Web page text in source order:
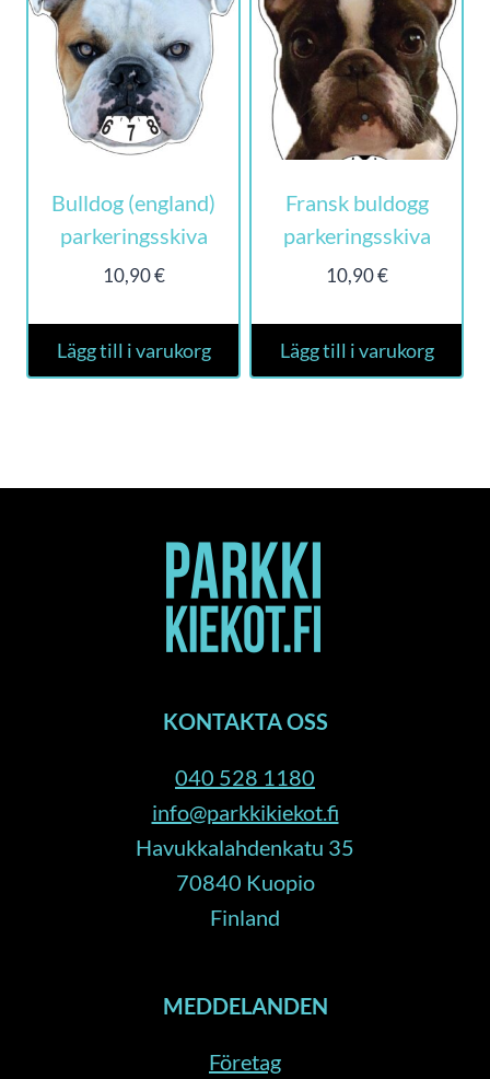
Bulldog (england)
parkeringsskiva
10,90€
Lägg till i varukorg
Fransk buldogg
parkeringsskiva
10,90€
Lägg till i varukorg
KONTAKTA OSS
040 528 1180
info@parkkikiekot.fi
Havukkalahdenkatu 35
70840 Kuopio
Finland
MEDDELANDEN
Företag